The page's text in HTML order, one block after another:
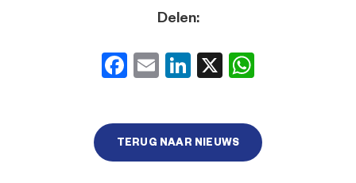
Delen:
Facebook
EmailLinkedIn
X
TERUG NAAR NIEUWS